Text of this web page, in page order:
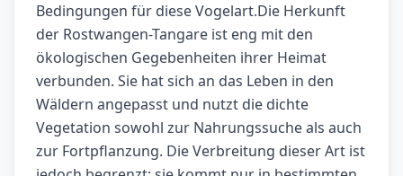
Bedingungen für diese Vogelart.Die Herkunft
der Rostwangen-Tangare ist eng mit den
ökologischen Gegebenheiten ihrer Heimat
verbunden. Sie hat sich an das Leben in den
Wäldern angepasst und nutzt die dichte
Vegetation sowohl zur Nahrungssuche als auch
zur Fortpflanzung. Die Verbreitung dieser Art ist